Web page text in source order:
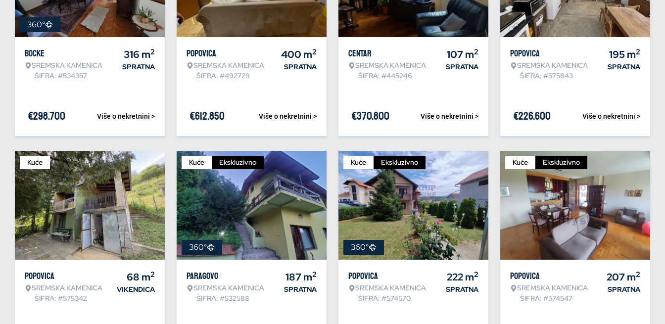
360°
Bocke
SREMSKA KAMENICA
ŠIFRA: #534357
316 m2
SPRATNA
Više o nekretnini >
€298.700
Popovica
SREMSKA KAMENICA
ŠIFRA: #492729
400 m2
SPRATNA
Više o nekretnini >
€612.850
Centar
SREMSKA KAMENICA
ŠIFRA: #445246
107m2
SPRATNA
Više o nekretnini >
€370.800
Popovica
SREMSKA KAMENICA
ŠIFRA: #575843
195m2
SPRATNA
Više o nekretnini >
€226.600
Kuće
Popovica
SREMSKA KAMENICA
ŠIFRA: #575342
68 m2
VIKENDICA
Kuće Ekskluzivno
360°
Paragovo
SREMSKA KAMENICA
ŠIFRA: #532588
187m2
SPRATNA
Kuće Ekskluzivno
360°
Popovica
SREMSKA KAMENICA
ŠIFRA: #574570
222m2
SPRATNA
Kuće Ekskluzivno
Popovica
SREMSKA KAMENICA
ŠIFRA: #574547
207m2
SPRATNA